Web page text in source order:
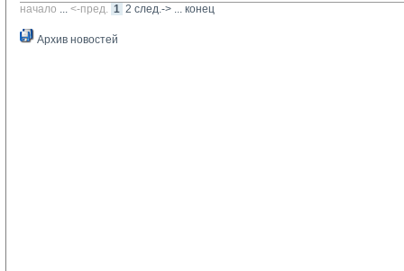
начало ... <-пред. 1 2 след.-> ... конец
Архив новостей